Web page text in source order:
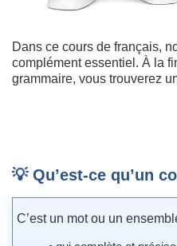
Dans ce cours de français,
complément essentiel. À la
grammaire, vous trouverez
💡 Qu’est-ce qu’un
C’est un mot ou un